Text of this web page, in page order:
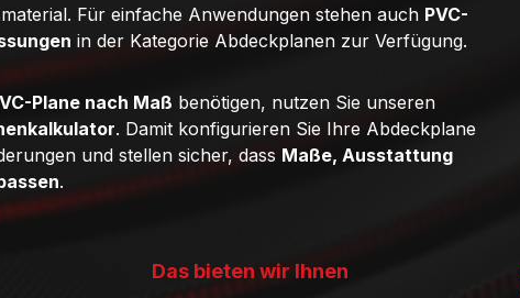
Für einfache Anwendungen stehen auch PVC-
in der Kategorie Abdeckplanen zur Verfügung.
Plane nach Maß benötigen, nutzen Sie unseren
. Damit konfigurieren Sie Ihre Abdeckplane
und stellen sicher, dass Maße, Ausstattung
.
Das bieten wir Ihnen